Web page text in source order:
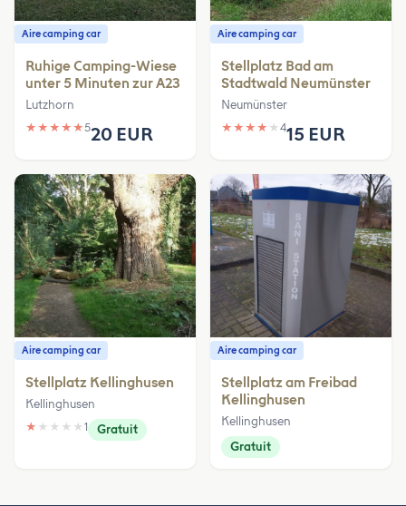
Aire camping car
Ruhige Camping-Wiese
unter 5 Minuten zur A23
Lutzhorn
★ ★ ★ ★ ★520 EUR
Aire camping car
Stellplatz Bad am
Stadtwald Neumünster
Neumünster
★ ★ ★ ★ ★ 415 EUR
Aire camping car
Stellplatz Kellinghusen
Kellinghusen
★ ★ ★ ★ ★ 1 Gratuit
Aire camping car
Stellplatz am Freibad
Kellinghusen
Kellinghusen
Gratuit